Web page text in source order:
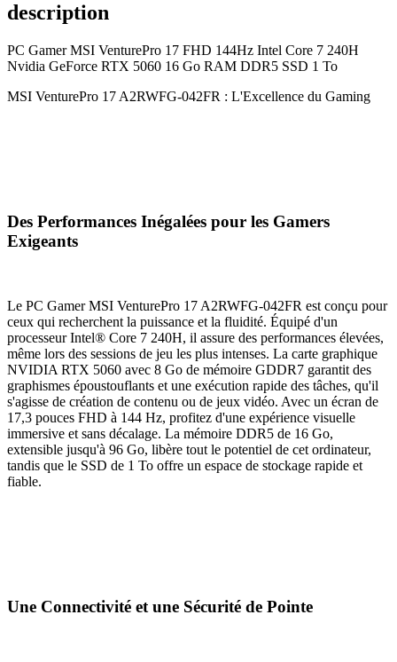
description
PC Gamer MSI VenturePro 17 FHD 144Hz Intel Core 7 240H
Nvidia GeForce RTX 5060 16 Go RAM DDR5 SSD 1 To
MSI VenturePro 17 A2RWFG-042FR : L'Excellence du Gaming
Des Performances Inégalées pour les Gamers
Exigeants
Le PC Gamer MSI VenturePro 17 A2RWFG-042FR est conçu pour
ceux qui recherchent la puissance et la fluidité. Équipé d'un
processeur Intel® Core 7 240H, il assure des performances élevées,
même lors des sessions de jeu les plus intenses. La carte graphique
NVIDIA RTX 5060 avec 8 Go de mémoire GDDR7 garantit des
graphismes époustouflants et une exécution rapide des tâches, qu'il
s'agisse de création de contenu ou de jeux vidéo. Avec un écran de
17,3 pouces FHD à 144 Hz, profitez d'une expérience visuelle
immersive et sans décalage. La mémoire DDR5 de 16 Go,
extensible jusqu'à 96 Go, libère tout le potentiel de cet ordinateur,
tandis que le SSD de 1 To offre un espace de stockage rapide et
fiable.
Une Connectivité et une Sécurité de Pointe